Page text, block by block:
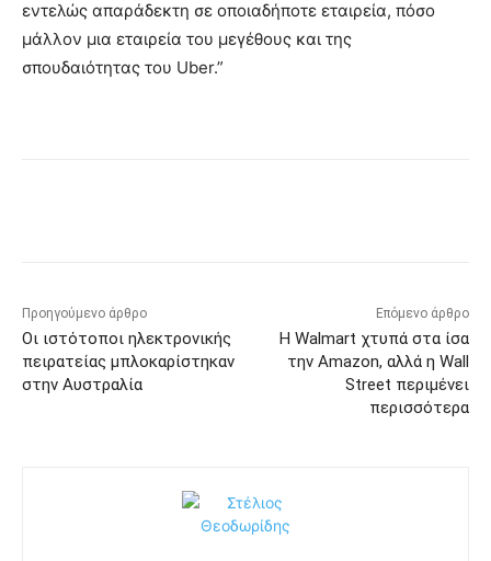
εντελώς απαράδεκτη σε οποιαδήποτε εταιρεία, πόσο
μάλλον μια εταιρεία του μεγέθους και της
σπουδαιότητας του Uber.”
Προηγούμενο άρθρο
Οι ιστότοποι ηλεκτρονικής
πειρατείας μπλοκαρίστηκαν
στην Αυστραλία
Επόμενο άρθρο
Η Walmart χτυπά στα ίσα
την Amazon, αλλά η Wall
Street περιμένει
περισσότερα